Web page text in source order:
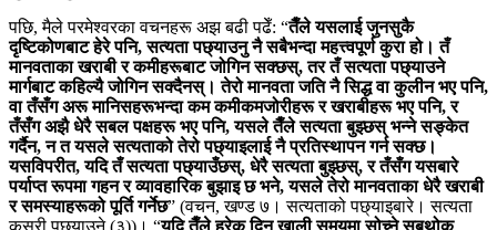
पछि, मैले परमेश्‍वरका वचनहरू अझ बढी पढेँ: “तैँले यसलाई जुनसुकै
दृष्टिकोणबाट हेरे पनि, सत्यता पछ्याउनु नै सबैभन्दा महत्त्वपूर्ण कुरा हो। तँ
मानवताका खराबी र कमीहरूबाट जोगिन सक्छस्, तर तँ सत्यता पछ्याउने
मार्गबाट कहिल्यै जोगिन सक्दैनस्। तेरो मानवता जति नै सिद्ध वा कुलीन भए पनि,
वा तँसँग अरू मानिसहरूभन्दा कम कमीकमजोरीहरू र खराबीहरू भए पनि, र
तँसँग अझै धेरै सबल पक्षहरू भए पनि, यसले तैँले सत्यता बुझ्छस् भन्‍ने सङ्केत
गर्दैन, न त यसले सत्यताको तेरो पछ्याइलाई नै प्रतिस्थापन गर्न सक्छ।
यसविपरीत, यदि तँ सत्यता पछ्याउँछस्, धेरै सत्यता बुझ्छस्, र तँसँग यसबारे
पर्याप्त रूपमा गहन र व्यावहारिक बुझाइ छ भने, यसले तेरो मानवताका धेरै खराबी
र समस्याहरूको पूर्ति गर्नेछ” (वचन, खण्ड ७। सत्यताको पछ्याइबारे। सत्यता
कसरी पछ्याउने (३)) । “यदि तैँले हरेक दिन खाली समयमा सोच्ने सबथोक